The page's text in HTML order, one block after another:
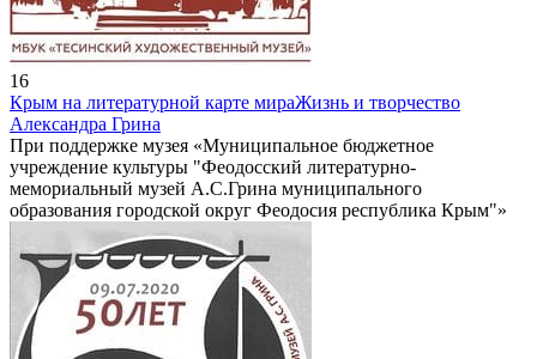
16
Крым на литературной карте мираЖизнь и творчество
Александра Грина
При поддержке музея «Муниципальное бюджетное
учреждение культуры "Феодосский литературно-
мемориальный музей А.С.Грина муниципального
образования городской округ Феодосия республика Крым"»